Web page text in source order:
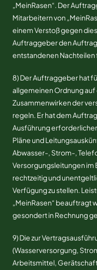
„MeinRasen“. Der
Mitarbeitern von
einem Verstoß gegen
Auftraggeber den
entstandenen Nachteilen
8) Der Auftraggeber hat
allgemeinen Ordnung auf
Zusammenwirken der
regeln. Er hat dem
Ausführung
Pläne und
Abwasser-, Strom-,
Versorgungsleitungen im
rechtzeitig und
Verfügung zu stellen.
„MeinRasen“ beauftragt
gesondert in Rechnung
9) Die zur
(Wasserversorgung,
Arbeitsmittel,